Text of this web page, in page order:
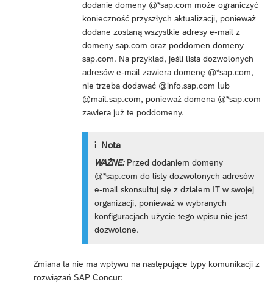
dodanie domeny @*sap.com może ograniczyć
konieczność przyszłych aktualizacji, ponieważ
dodane zostaną wszystkie adresy e-mail z
domeny sap.com oraz poddomen domeny
sap.com. Na przykład, jeśli lista dozwolonych
adresów e-mail zawiera domenę @*sap.com,
nie trzeba dodawać @info.sap.com lub
@mail.sap.com, ponieważ domena @*sap.com
zawiera już te poddomeny.
Nota
WAŻNE: Przed dodaniem domeny
@*sap.com do listy dozwolonych adresów
e-mail skonsultuj się z działem IT w swojej
organizacji, ponieważ w wybranych
konfiguracjach użycie tego wpisu nie jest
dozwolone.
Zmiana ta nie ma wpływu na następujące typy komunikacji z
rozwiązań SAP Concur: